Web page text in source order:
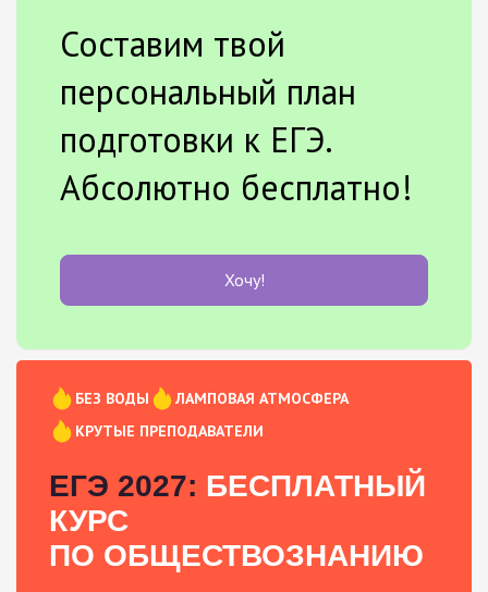
Составим твой
персональный план
подготовки к ЕГЭ.
Абсолютно бесплатно!
Хочу!
БЕЗ ВОДЫ
ЛАМПОВАЯ АТМОСФЕРА
КРУТЫЕ ПРЕПОДАВАТЕЛИ
ЕГЭ 2027: БЕСПЛАТНЫЙ
КУРС
ПО ОБЩЕСТВОЗНАНИЮ